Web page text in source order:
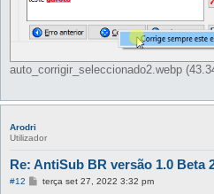
auto_corrigir_seleccionado2.webp
Arodri
Utilizador
Re: AntiSub BR versão 1.0 Beta
#12
Mterça set 27, 2022 3:32 pm